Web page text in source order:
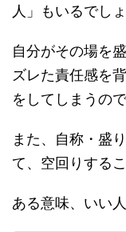
人」もいるでしょ
自分がその場を
ズレた責任感を
をしてしまうので
また、自称・盛
て、空回りするこ
ある意味、いい